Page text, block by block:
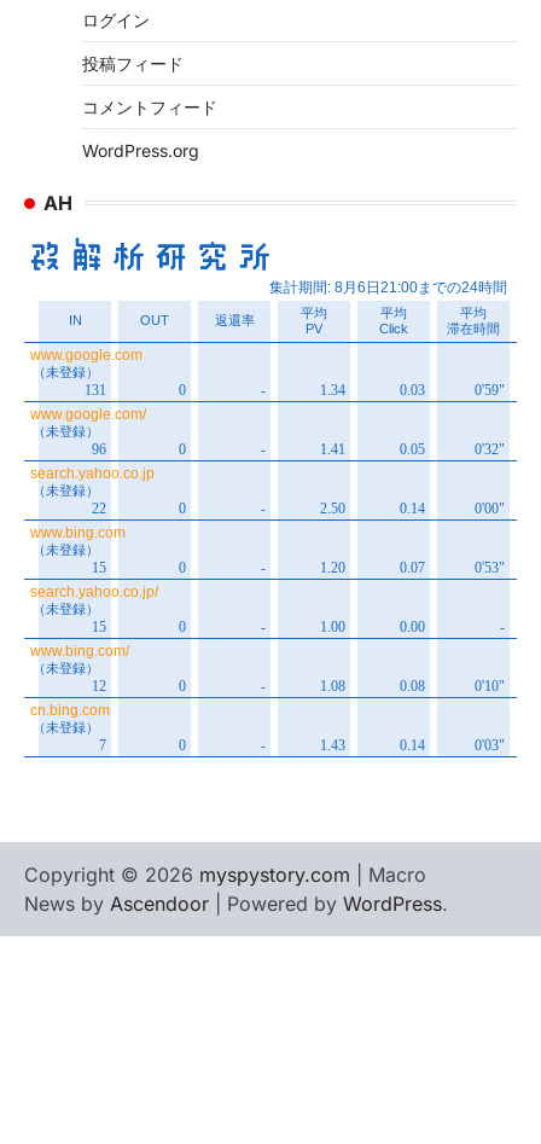
ログイン
投稿フィード
コメントフィード
WordPress.org
AH
Copyright © 2026 myspystory.com | Macro
News by Ascendoor | Powered by WordPress.